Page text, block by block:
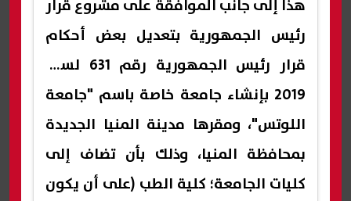
هذا إلى جانب الموافقة على مشروع قرار
رئيس الجمهورية بتعديل بعض أحكام
قرار رئيس الجمهورية رقم 631 لسنة
2019 بإنشاء جامعة خاصة باسم "جامعة
اللوتس"، ومقرها مدينة المنيا الجديدة
بمحافظة المنيا، وذلك بأن تضاف إلى
كليات الجامعة؛ كلية الطب (على أن يكون